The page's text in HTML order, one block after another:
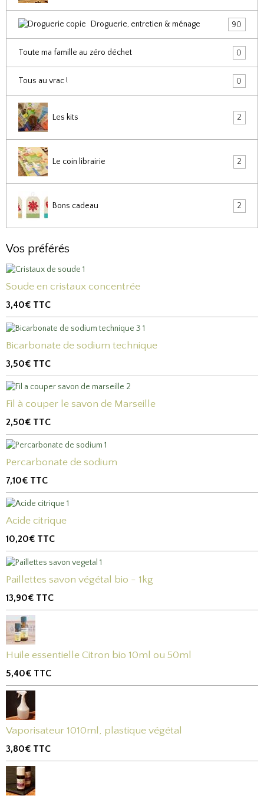
Droguerie, entretien & ménage 90
Toute ma famille au zéro déchet 0
Tous au vrac ! 0
Les kits 2
Le coin librairie 2
Bons cadeau 2
Vos préférés
Soude en cristaux concentrée
3,40€ TTC
Bicarbonate de sodium technique
3,50€ TTC
Fil à couper le savon de Marseille
2,50€ TTC
Percarbonate de sodium
7,10€ TTC
Acide citrique
10,20€ TTC
Paillettes savon végétal bio - 1kg
13,90€ TTC
Huile essentielle Citron bio 10ml ou 50ml
5,40€ TTC
Vaporisateur 1010ml, plastique végétal
3,80€ TTC